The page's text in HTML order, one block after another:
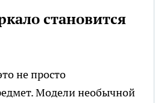
становится
не просто
Модели необычной